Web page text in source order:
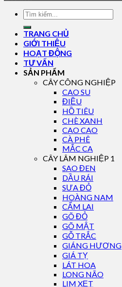
TRANG CHỦ
GIỚI THIỆU
HOẠT ĐỘNG
TƯ VẤN
SẢN PHẨM
CÂY CÔNG NGHIỆP
CAO SU
ĐIỀU
HỒ TIÊU
CHÈ XANH
CAO CAO
CÀ PHÊ
MẮC CA
CÂY LÂM NGHIỆP 1
SAO ĐEN
DẦU RÁI
SƯA ĐỎ
HOÀNG NAM
CẨM LAI
GÕ ĐỎ
GÕ MẬT
GỖ TRẮC
GIÁNG HƯƠNG
GIÁ TỴ
LÁT HOA
LONG NÃO
LIM XẸT